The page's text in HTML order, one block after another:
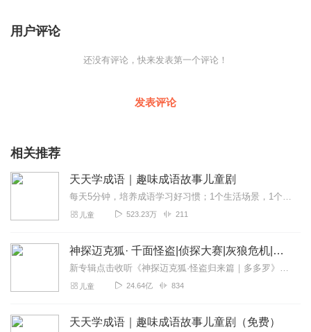
用户评论
还没有评论，快来发表第一个评论！
发表评论
相关推荐
天天学成语｜趣味成语故事儿童剧
每天5分钟，培养成语学习好习惯；1个生活场景，1个成语典故，1例造句；潜移默化学语文，抓住孩子的学习黄金期；hi，亲爱的小朋友们，我是你们的好朋友，也是喜欢讲故...
儿童 523.23万 211
神探迈克狐· 千面怪盗|侦探大赛|灰狼危机|多多罗
新专辑点击收听《神探迈克狐·怪盗归来篇｜多多罗》！！！>>>点击进入主播橱窗购买《神探迈克狐》系列图书吧!<<<多多罗故事【点击前往】收听多多罗其他好玩有趣的故...
儿童 24.64亿 834
天天学成语｜趣味成语故事儿童剧（免费）